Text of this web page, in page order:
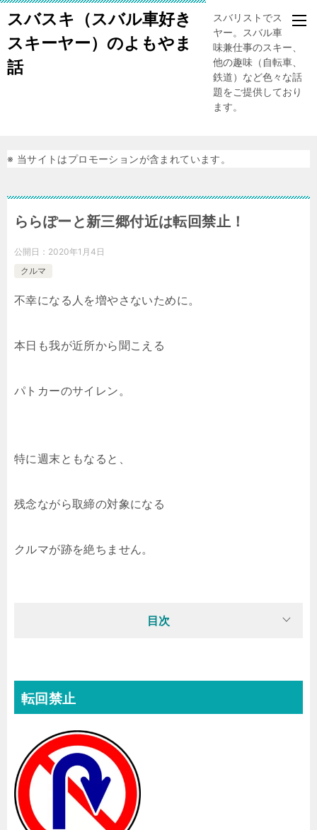
スバスキ（スバル車好き
スキーヤー）のよもやま
話
スバリストでスキー
ヤー。スバル車、趣
味兼仕事のスキー、
他の趣味（自転車、
鉄道）など色々な話
題をご提供しており
ます。
※ 当サイトはプロモーションが含まれています。
ららぽーと新三郷付近は転回禁止！
公開日： 2020年1月4日
クルマ
不幸になる人を増やさないために。
本日も我が近所から聞こえる
パトカーのサイレン。
特に週末ともなると、
残念ながら取締の対象になる
クルマが跡を絶ちません。
目次
転回禁止